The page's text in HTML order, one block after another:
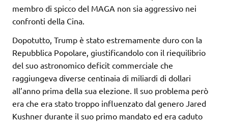
membro di spicco del MAGA non sia aggressivo nei
confronti della Cina.
Dopotutto, Trump è stato estremamente duro con la
Repubblica Popolare, giustificandolo con il riequilibrio
del suo astronomico deficit commerciale che
raggiungeva diverse centinaia di miliardi di dollari
all’anno prima della sua elezione. Il suo problema però
era che era stato troppo influenzato dal genero Jared
Kushner durante il suo primo mandato ed era caduto